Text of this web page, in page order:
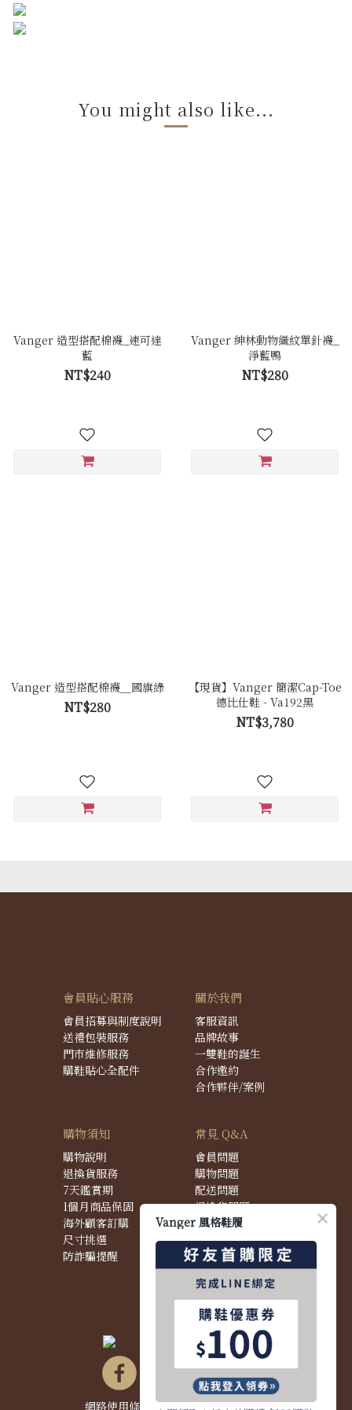
You might also like...
Vanger 造型搭配棉襪_速可達
藍
NT$240
Vanger 紳林動物織紋單針襪_
淨藍鴨
NT$280
Vanger 造型搭配棉襪＿國旗綠
NT$280
【現貨】Vanger 簡潔Cap-Toe
德比仕鞋 - Va192黑
NT$3,780
會員貼心服務
會員招募與制度說明
送禮包裝服務
門市維修服務
購鞋貼心全配件
關於我們
客服資訊
品牌故事
一雙鞋的誕生
合作邀約
合作夥伴/案例
購物須知
購物說明
退換貨服務
7天鑑賞期
1個月商品保固
海外顧客訂購
尺寸挑選
防詐騙提醒
常見 Q&A
會員問題
購物問題
配送問題
退換貨問題
商品問題
網路使用條款&政策|隱私權聲明|
Vanger 風格鞋履